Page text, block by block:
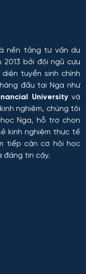
nền tảng tư vấn du
bởi đội ngũ cựu
tuyển sinh chính
đầu tại Nga như
Universityvà
nghiệm, chúng tôi
Nga, hỗ trợ chọn
kinh nghiệm thực tế
tiếp cận cơ hội học
đáng tin cậy.